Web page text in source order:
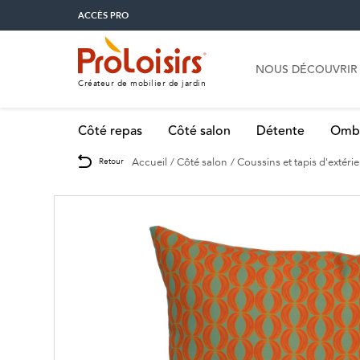
ACCÈS PRO
Créateur de mobilier de jardin
NOUS DÉCOUVRIR
Côté repas Côté salon Détente
Retour Accueil Côté salon Coussins et tapis